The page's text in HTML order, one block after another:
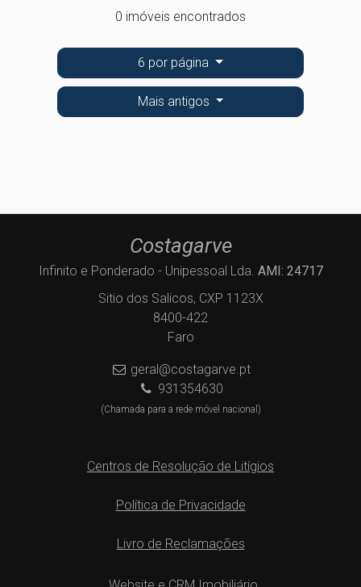
0 imóveis encontrados
6 por página
Mais antigos
Costagarve
Infinito e Ponderado - Unipessoal Lda. AMI: 24717
Sitio dos Salicos, CXP 1123X
8400-422
Faro
geral@costagarve.pt
931354630
(Chamada para a rede móvel nacional)
Centros de Resolução de Litígios
Política de Privacidade
Livro de Reclamações